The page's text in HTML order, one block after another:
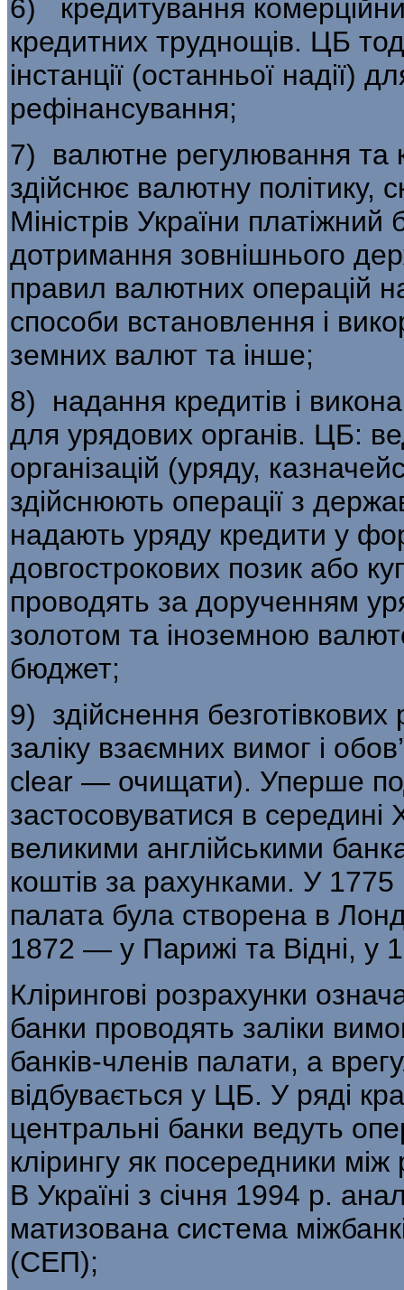
6) кредитування
кредитних труднощів. ЦБ
інстанції (останньої надії)
рефінансування;
7) валютне регулювання та
здійснює ва­лютну політику,
Міністрів України
дотримання зовнішнього
правил валютних операцій
способи встановлення і
земних валют та інше;
8) надання кредитів і
для уря­дових органів. ЦБ:
організацій (уряду,
здійснюють операції з
надають уряду кредити у
довгострокових позик або
проводять за дорученням
золотом та іноземною
бюджет;
9) здійснення
заліку вза­ємних вимог і
clear — очищати). Уперше
застосовуватися в середині
великими англійськими
коштів за рахунками. У
палата була створена в
1872 — у Парижі та Відні, у
Клірингові розрахунки
банки проводять заліки
банків-членів палати, а
відбувається у ЦБ. У ряді
центральні банки ведуть
клірингу як посередники
В Україні з січня 1994 р.
матизована система
(СЕП);